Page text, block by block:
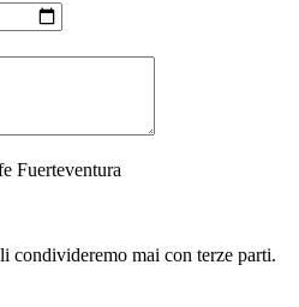
Fuerteventura
condivideremo mai con terze parti.